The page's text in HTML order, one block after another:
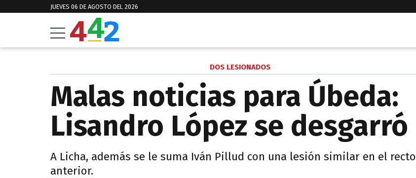
JUEVES 06 DE AGOSTO DEL 2026
DOS LESIONADOS
Malas noticias para Úbeda:
Lisandro López se desgarró
A Licha, además se le suma Iván Pillud con una lesión similar en el recto
anterior.